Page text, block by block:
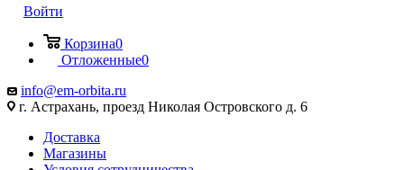
Войти
Корзина0
Отложенные0
info@em-orbita.ru
г. Астрахань, проезд Николая Островского д. 6
Доставка
Магазины